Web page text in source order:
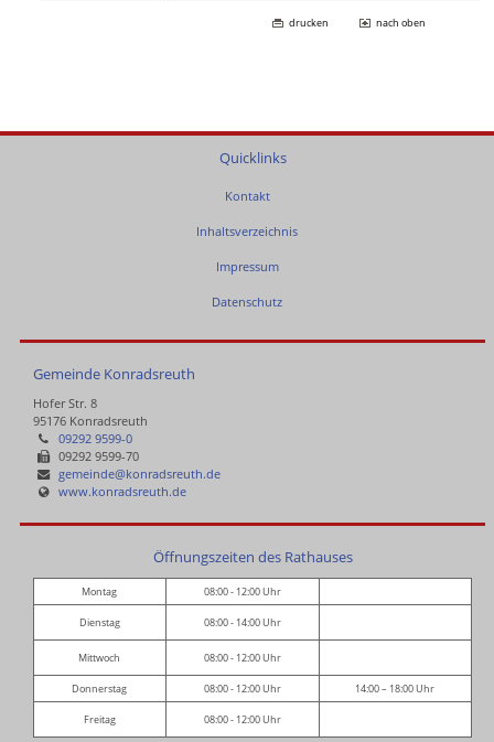
drucken nach oben
Quicklinks
Kontakt
Inhaltsverzeichnis
Impressum
Datenschutz
Gemeinde Konradsreuth
Hofer Str. 8
95176 Konradsreuth
09292 9599-0
09292 9599-70
gemeinde@konradsreuth.de
www.konradsreuth.de
Öffnungszeiten des Rathauses
Montag 08:00 - 12:00 Uhr
Dienstag 08:00 - 14:00 Uhr
Mittwoch 08:00 - 12:00 Uhr
Donnerstag 08:00 - 12:00 Uhr 14:00 – 18:00 Uhr
Freitag 08:00 - 12:00 Uhr